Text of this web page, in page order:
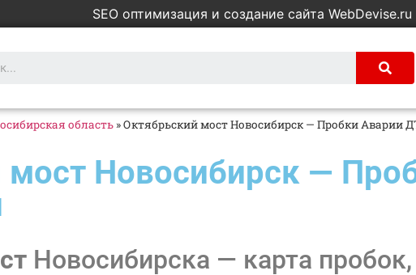
SEO оптимизация и создание сайта WebDevise.ru
область »Октябрьский мост Новосибирск — Пробки Аварии
мост Новосибирск —
Новосибирска — карта